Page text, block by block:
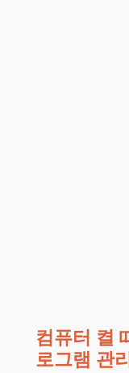
컴퓨터 켤
로그램 관